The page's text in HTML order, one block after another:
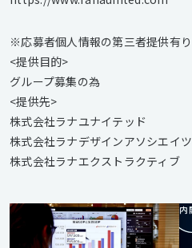
※応募者個人情報の第三者提供有り
<提供目的>
グループ募集の為
<提供先>
株式会社ラナユナイテッド
株式会社ラナデザインアソシエイツ
株式会社ラナエクストラクティブ